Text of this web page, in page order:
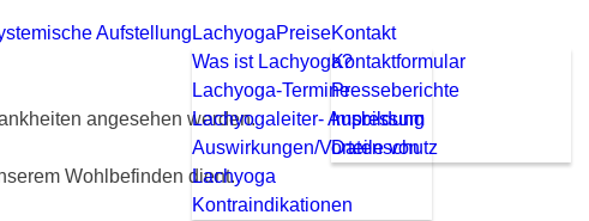
Aufstellung Lachyoga
Was ist Lachyoga?
Lachyoga-Termine
Lachyogaleiter- Ausbildung
Auswirkungen/Vorteile von
Lachyoga
Kontraindikationen
PreiseKontakt
Kontaktformular
Presseberichte
Impressum
Datenschutz
angesehen werden.
Wohlbefinden dient.